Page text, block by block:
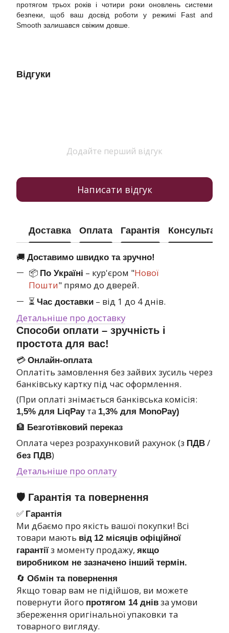
протягом трьох років і чотири роки оновлень системи
безпеки, щоб ваш досвід роботи у режимі Fast and
Smooth залишався свіжим довше.
Відгуки
Додайте перший відгук
Написати відгук
Доставка Оплата Гарантія Консультація
🚚 Доставимо швидко та зручно!
📦 По Україні – кур'єром "Нової
Пошти" прямо до дверей.
⏳ Час доставки – від 1 до 4 днів.
Детальніше про доставку
Способи оплати – зручність і
простота для вас!
💳 Онлайн-оплата
Оплатіть замовлення без зайвих зусиль через
банківську картку під час оформлення.
(При оплаті знімається банківська комісія:
1,5% для LiqPayта 1,3% для MonoPay)
🏦 Безготівковий переказ
Оплата через розрахунковий рахунок (з ПДВ /
без ПДВ)
Детальніше про оплату
🛡 Гарантія та повернення
✅ Гарантія
Ми дбаємо про якість вашої покупки! Всі
товари мають від 12 місяців офіційної
гарантії з моменту продажу, якщо
виробником не зазначено інший термін.
🔄 Обмін та повернення
Якщо товар вам не підійшов, ви можете
повернути його протягом 14 днів за умови
збереження оригінальної упаковки та
товарного вигляду.